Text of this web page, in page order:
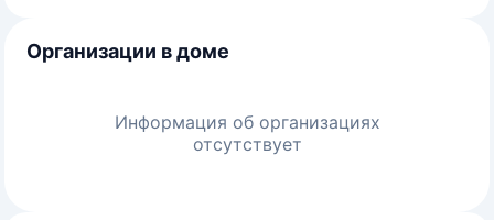
Организации в доме
Информация об организациях
отсутствует